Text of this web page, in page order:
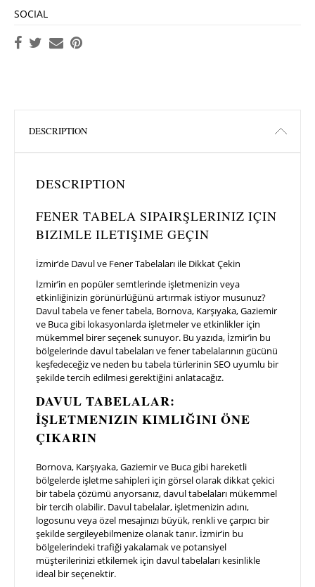
SOCIAL
DESCRIPTION
DESCRIPTION
FENER TABELA SIPAIRŞLERINIZ IÇIN
BIZIMLE ILETIŞIME GEÇIN
İzmir’de Davul ve Fener Tabelaları ile Dikkat Çekin
İzmir’in en popüler semtlerinde işletmenizin veya
etkinliğinizin görünürlüğünü artırmak istiyor musunuz?
Davul tabela ve fener tabela, Bornova, Karşıyaka, Gaziemir
ve Buca gibi lokasyonlarda işletmeler ve etkinlikler için
mükemmel birer seçenek sunuyor. Bu yazıda, İzmir’in bu
bölgelerinde davul tabelaları ve fener tabelalarının gücünü
keşfedeceğiz ve neden bu tabela türlerinin SEO uyumlu bir
şekilde tercih edilmesi gerektiğini anlatacağız.
DAVUL TABELALAR:
İŞLETMENIZIN KIMLIĞINI ÖNE
ÇIKARIN
Bornova, Karşıyaka, Gaziemir ve Buca gibi hareketli
bölgelerde işletme sahipleri için görsel olarak dikkat çekici
bir tabela çözümü arıyorsanız, davul tabelaları mükemmel
bir tercih olabilir. Davul tabelalar, işletmenizin adını,
logosunu veya özel mesajınızı büyük, renkli ve çarpıcı bir
şekilde sergileyebilmenize olanak tanır. İzmir’in bu
bölgelerindeki trafiği yakalamak ve potansiyel
müşterilerinizi etkilemek için davul tabelaları kesinlikle
ideal bir seçenektir.